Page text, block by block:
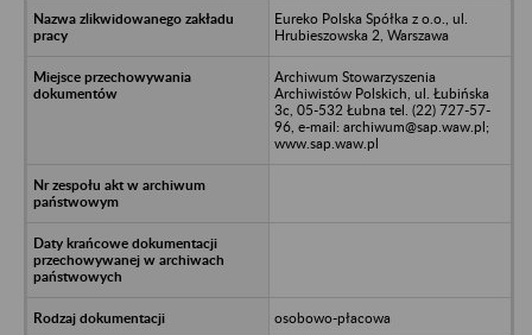
Eureko Polska Spółka z o.o., ul.
Hrubieszowska 2, Warszawa
Archiwum Stowarzyszenia
Archiwistów Polskich, ul. Łubińska
3c, 05-532 Łubna tel. (22) 727-57-
96, e-mail: archiwum@sap.waw.pl;
www.sap.waw.pl
osobowo-płacowa